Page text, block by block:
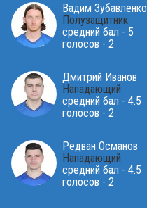
Вадим Зубавленко
Полузащитник
средний бал - 5
голосов - 2
Дмитрий Иванов
Нападающий
средний бал - 4.5
голосов - 2
Редван Османов
Нападающий
средний бал - 4.5
голосов - 2